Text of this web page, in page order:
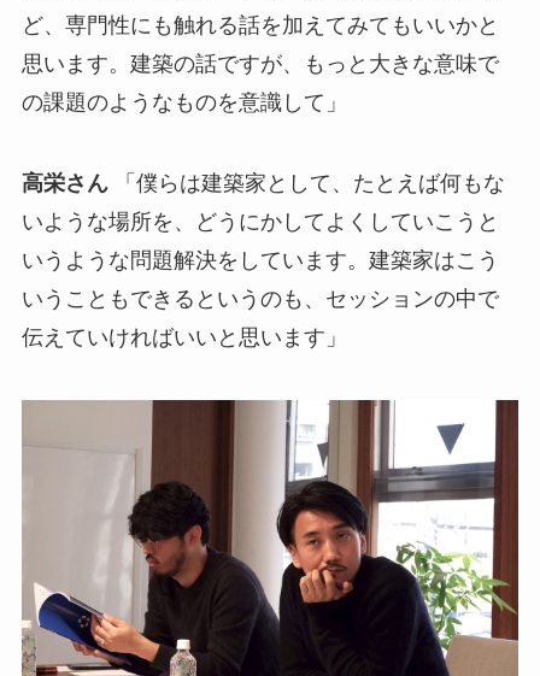
ど、専門性にも触れる話を加えてみてもいいかと
思います。建築の話ですが、もっと大きな意味で
の課題のようなものを意識して」
高栄さん「僕らは建築家として、たとえば何もな
いような場所を、どうにかしてよくしていこうと
いうような問題解決をしています。建築家はこう
いうこともできるというのも、セッションの中で
伝えていければいいと思います」